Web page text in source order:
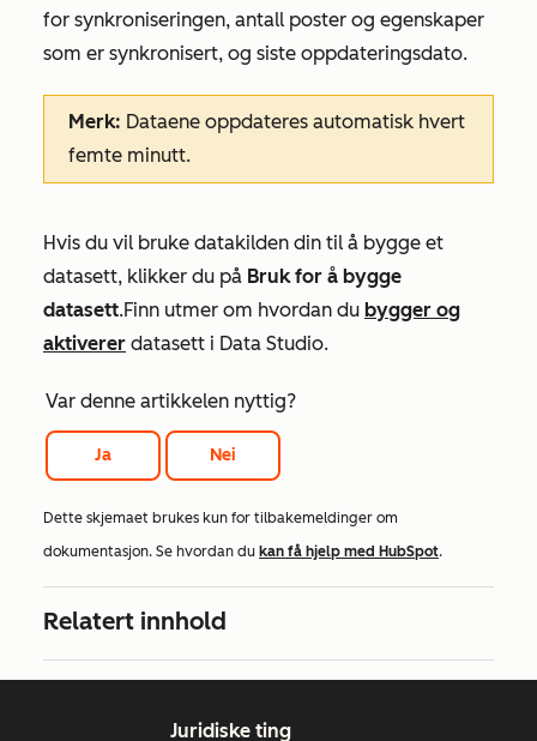
for synkroniseringen, antall poster og egenskaper
som er synkronisert, og siste oppdateringsdato.
Merk: Dataene oppdateres automatisk hvert
femte minutt.
Hvis du vil bruke datakilden din til å bygge et
datasett, klikker du på Bruk for å bygge
datasett.Finn utmer om hvordan du bygger og
aktiverer datasett i Data Studio.
Var denne artikkelen nyttig?
Ja Nei
Dette skjemaet brukes kun for tilbakemeldinger om
dokumentasjon. Se hvordan du kan få hjelp med HubSpot.
Relatert innhold
Juridiske ting